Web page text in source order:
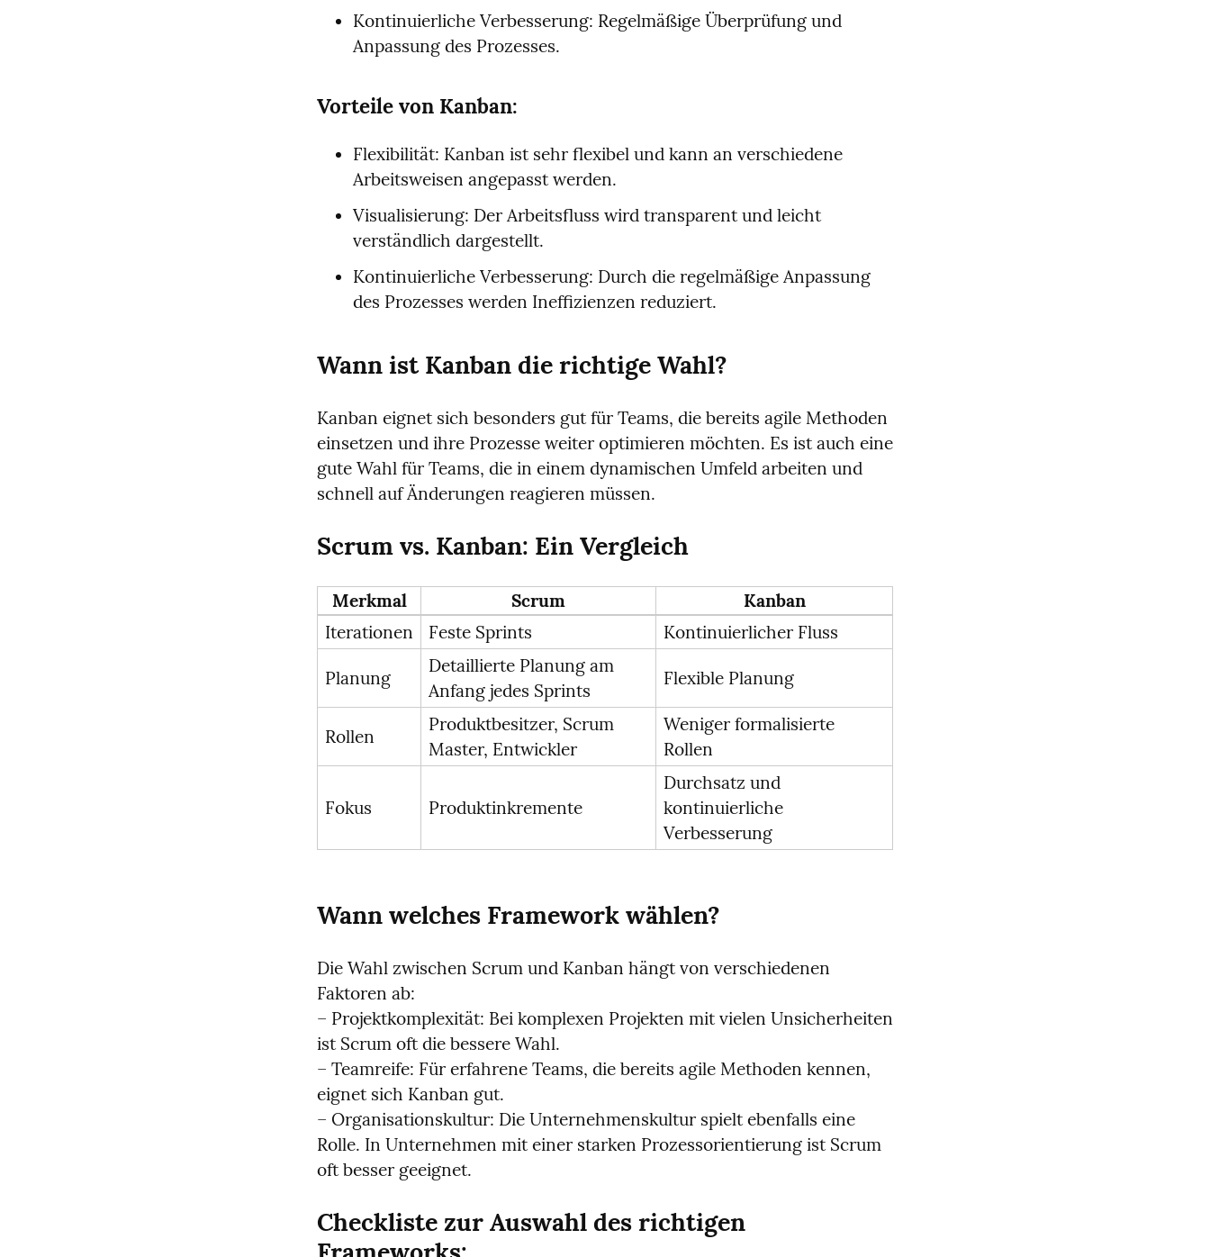
Kontinuierliche Verbesserung: Regelmäßige Überprüfung und
Anpassung des Prozesses.
Vorteile von Kanban:
Flexibilität: Kanban ist sehr flexibel und kann an verschiedene
Arbeitsweisen angepasst werden.
Visualisierung: Der Arbeitsfluss wird transparent und leicht
verständlich dargestellt.
Kontinuierliche Verbesserung: Durch die regelmäßige Anpassung
des Prozesses werden Ineffizienzen reduziert.
Wann ist Kanban die richtige Wahl?
Kanban eignet sich besonders gut für Teams, die bereits agile Methoden
einsetzen und ihre Prozesse weiter optimieren möchten. Es ist auch eine
gute Wahl für Teams, die in einem dynamischen Umfeld arbeiten und
schnell auf Änderungen reagieren müssen.
Scrum vs. Kanban: Ein Vergleich
Merkmal Scrum
Kanban
Iterationen
Feste Sprints Kontinuierlicher Fluss
Planung
Detaillierte Planung am
Anfang jedes Sprints
Flexible Planung
Rollen
Produktbesitzer, Scrum
Master, Entwickler
Weniger formalisierte
Rollen
Fokus Produktinkremente
Durchsatz und
kontinuierliche
Verbesserung
Wann welches Framework wählen?
Die Wahl zwischen Scrum und Kanban hängt von verschiedenen
Faktoren ab:
– Projektkomplexität: Bei komplexen Projekten mit vielen Unsicherheiten
ist Scrum oft die bessere Wahl.
– Teamreife: Für erfahrene Teams, die bereits agile Methoden kennen,
eignet sich Kanban gut.
– Organisationskultur: Die Unternehmenskultur spielt ebenfalls eine
Rolle. In Unternehmen mit einer starken Prozessorientierung ist Scrum
oft besser geeignet.
Checkliste zur Auswahl des richtigen